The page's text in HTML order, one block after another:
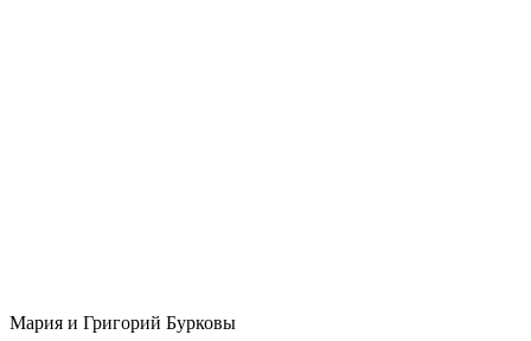
Мария и Григорий Бурковы